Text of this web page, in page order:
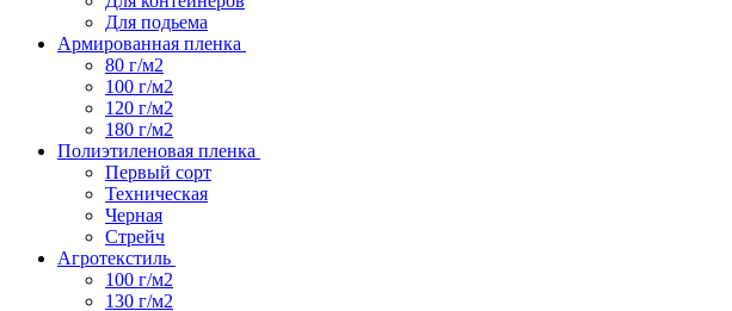
Для подьема
Армированная пленка
80 г/м2
100 г/м2
120 г/м2
180 г/м2
Полиэтиленовая пленка
Первый сорт
Техническая
Черная
Стрейч
Агротекстиль
100 г/м2
130 г/м2